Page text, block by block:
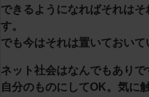
できるようになればそれは
す。
でも今はそれは置いておいて
ネット社会はなんでもあり
自分のものにしてOK。気に